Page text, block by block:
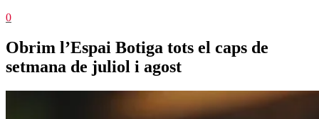
0
Obrim l’Espai Botiga tots el caps de
setmana de juliol i agost